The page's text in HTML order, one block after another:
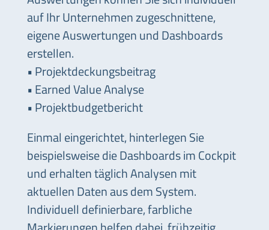
auf Ihr Unternehmen zugeschnittene,
eigene Auswertungen und Dashboards
erstellen.
• Projektdeckungsbeitrag
• Earned Value Analyse
• Projektbudgetbericht
Einmal eingerichtet, hinterlegen Sie
beispielsweise die Dashboards im Cockpit
und erhalten täglich Analysen mit
aktuellen Daten aus dem System.
Individuell definierbare, farbliche